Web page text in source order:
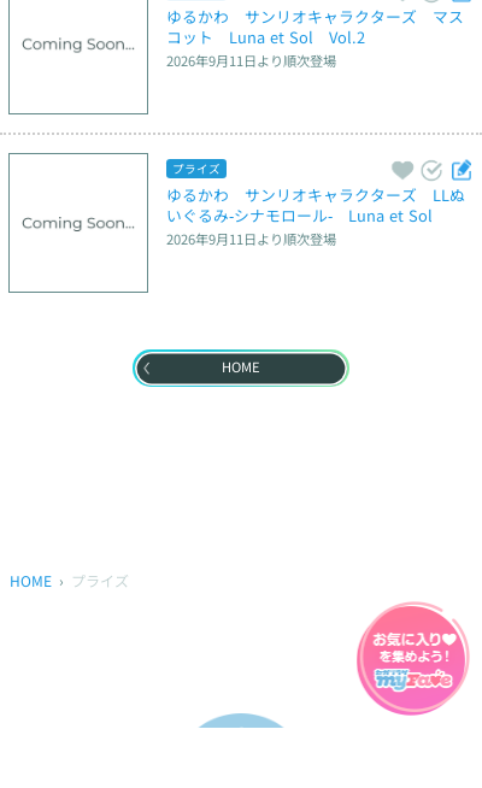
ゆるかわ　サンリオキャラクターズ　マス
コット　Luna et Sol　Vol.2
2026年9月11日より順次登場
プライズ
ゆるかわ　サンリオキャラクターズ　LLぬ
いぐるみ‐シナモロール‐　Luna et Sol
2026年9月11日より順次登場
HOME
HOME プライズ